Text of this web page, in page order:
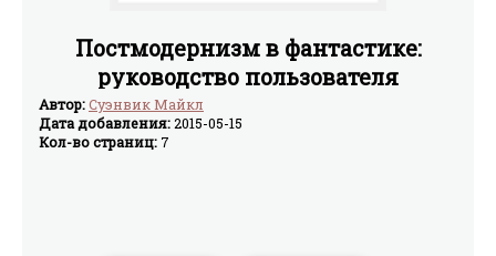
Постмодернизм в фантастике:
руководство пользователя
Автор:Суэнвик Майкл
Дата добавления:2015-05-15
Кол-во страниц: 7